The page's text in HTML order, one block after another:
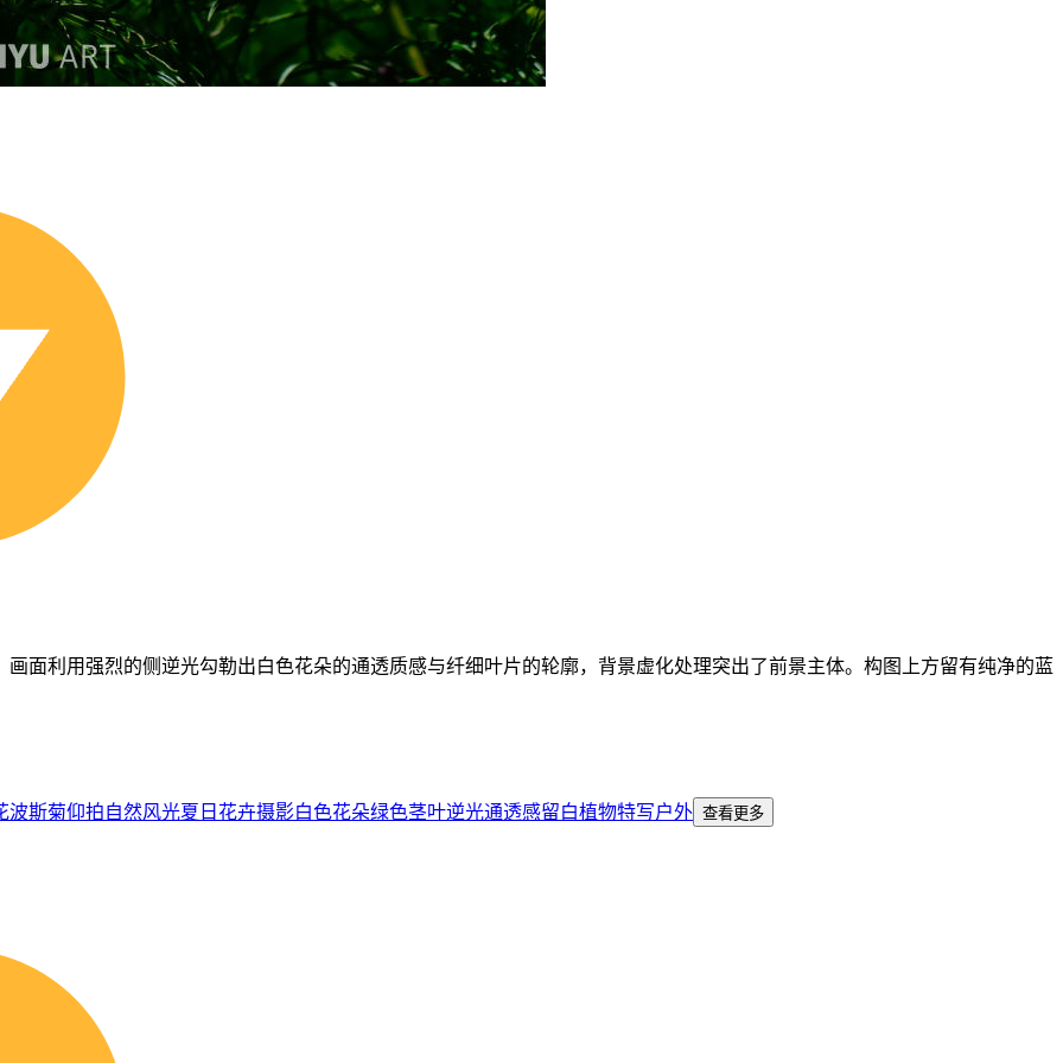
面利用强烈的侧逆光勾勒出白色花朵的通透质感与纤细叶片的轮廓，背景虚化处理突出了前景主体。构图上方留有纯净的蓝
波斯菊仰拍自然风光夏日 花卉摄影白色花朵绿色茎叶逆光通透感留白植物特写户外 查看更多